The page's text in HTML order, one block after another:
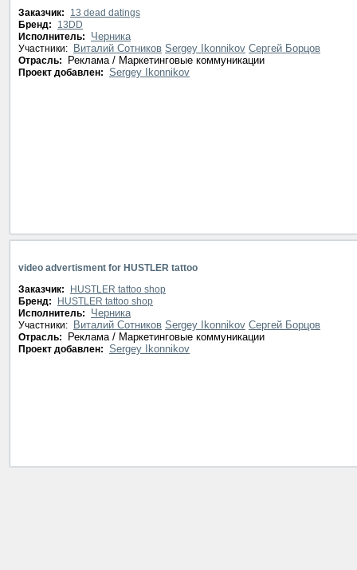
Заказчик:
13 dead datings
Бренд:
13DD
Исполнитель:
Черника
Участники: Виталий Сотников Sergey Ikonnikov Сергей Борцов
Отрасль: Реклама / Маркетинговые коммуникации
Проект добавлен: Sergey Ikonnikov
video advertisment for HUSTLER tattoo
Заказчик:
HUSTLER tattoo shop
Бренд:
HUSTLER tattoo shop
Исполнитель:
Черника
Участники: Виталий Сотников Sergey Ikonnikov Сергей Борцов
Отрасль: Реклама / Маркетинговые коммуникации
Проект добавлен: Sergey Ikonnikov